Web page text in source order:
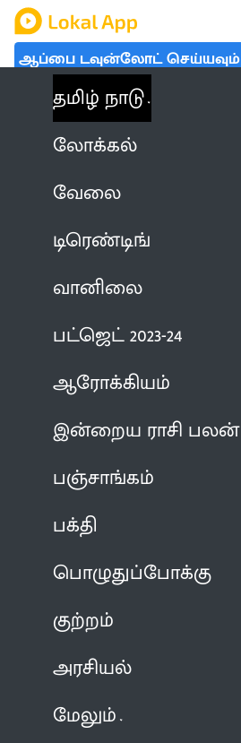
ஆப்பை டவுன்லோட் செய்யவும்
தமிழ் நாடு
லோக்கல்
வேலை
டிரெண்டிங்
வானிலை
பட்ஜெட் 2023-24
ஆரோக்கியம்
இன்றைய ராசி பலன்
பஞ்சாங்கம்
பக்தி
பொழுதுப்போக்கு
குற்றம்
அரசியல்
மேலும்